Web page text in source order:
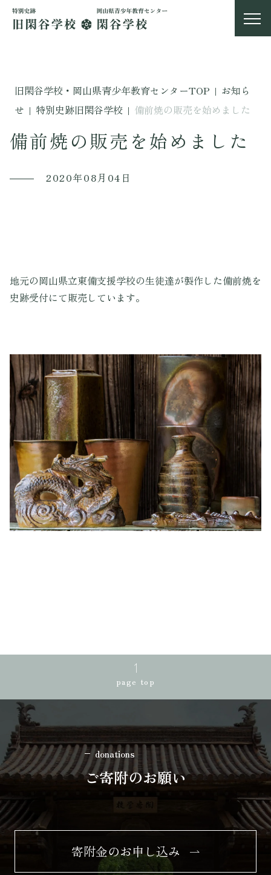
旧閑谷学校・岡山県青少年教育センターTOP | お知ら
せ | 特別史跡旧閑谷学校 | 備前焼の販売を始めました
2020年08月04日
備前焼の販売を始めました
地元の岡山県立東備支援学校の生徒達が製作した備前焼を
史跡受付にて販売しています。
page top
donations
ご寄附のお願い
寄附金のお申し込み